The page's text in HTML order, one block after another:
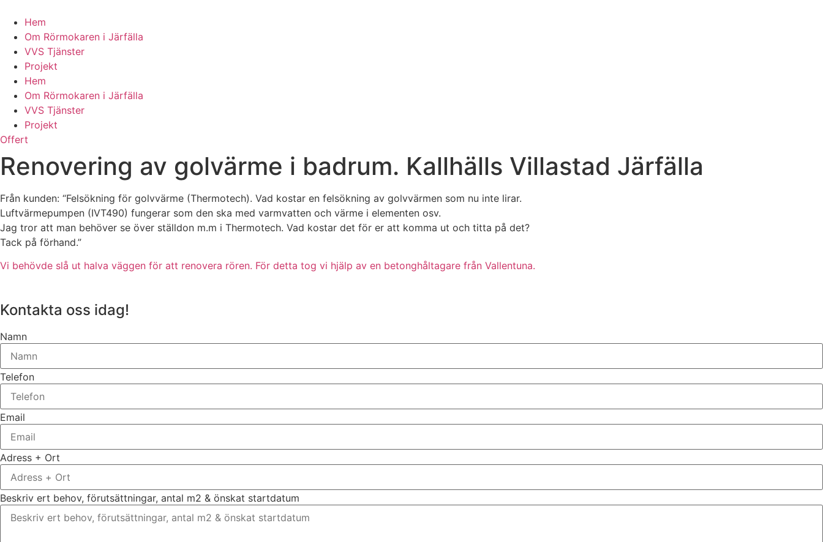
content
Hem
Om Rörmokaren i Järfälla
VVS Tjänster
Projekt
Hem
Om Rörmokaren i Järfälla
VVS Tjänster
Projekt
Offert
Renovering av golvärme i badrum. Kallhälls Villastad Järfälla
Från kunden: “Felsökning för golvvärme (Thermotech). Vad kostar en felsökning av golvvärmen som nu inte lirar.
Luftvärmepumpen (IVT490) fungerar som den ska med varmvatten och värme i elementen osv.
Jag tror att man behöver se över ställdon m.m i Thermotech. Vad kostar det för er att komma ut och titta på det?
Tack på förhand.”
Vi behövde slå ut halva väggen för att renovera rören. För detta tog vi hjälp av en betonghåltagare från Vallentuna.
Kontakta oss idag!
Namn
Telefon
Email
Adress + Ort
Beskriv ert behov, förutsättningar, antal m2 & önskat startdatum